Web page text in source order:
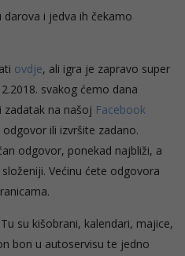
darova i jedva ih čekamo
ovdje, ali igra je zapravo super
svakog ćemo dana
na našoj Facebook
ili izvršite zadano.
odgovor, ponekad najbliži, a
Većinu ćete odgovora
su kišobrani, kalendari, majice,
bon u autoservisu te jedno